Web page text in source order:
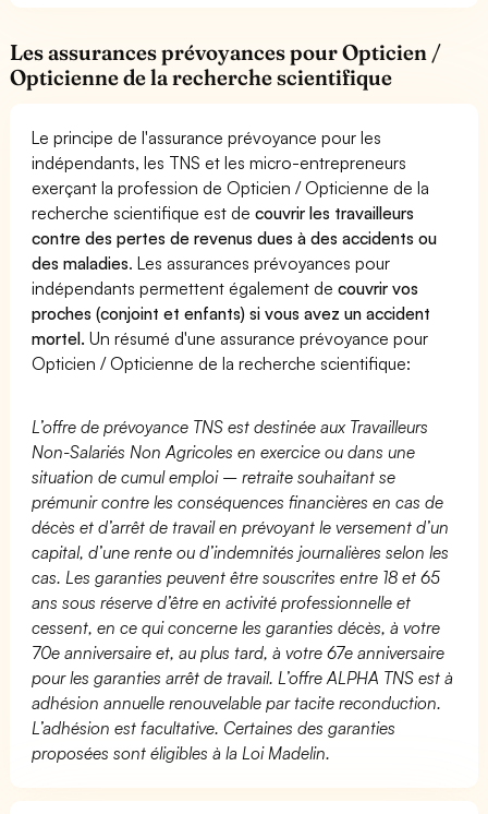
Les assurances prévoyances pour Opticien /
Opticienne de la recherche scientifique
Le principe de l'assurance prévoyance pour les
indépendants, les TNS et les micro-entrepreneurs
exerçant la profession de Opticien / Opticienne de la
recherche scientifique est decouvrir les travailleurs
contre des pertes de revenus dues à des accidents ou
des maladies. Les assurances prévoyances pour
indépendants permettent également decouvrir vos
proches (conjoint et enfants) si vous avez un accident
mortel. Un résumé d'une assurance prévoyance pour
Opticien / Opticienne de la recherche scientifique:
L’offre de prévoyance TNS est destinée aux Travailleurs
Non-Salariés Non Agricoles en exercice ou dans une
situation de cumul emploi – retraite souhaitant se
prémunir contre les conséquences financières en cas de
décès et d’arrêt de travail en prévoyant le versement d’un
capital, d’une rente ou d’indemnités journalières selon les
cas. Les garanties peuvent être souscrites entre 18 et 65
ans sous réserve d’être en activité professionnelle et
cessent, en ce qui concerne les garanties décès, à votre
70e anniversaire et, au plus tard, à votre 67e anniversaire
pour les garanties arrêt de travail. L’offre ALPHA TNS est à
adhésion annuelle renouvelable par tacite reconduction.
L’adhésion est facultative. Certaines des garanties
proposées sont éligibles à la Loi Madelin.